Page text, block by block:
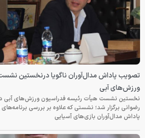
تصویب پاداش مدال‌آوران ناگویا درنخستین
ورزش‌های آبی
نخستین نشست هیأت رئیسه فدراسیون ورزش‌های آبی
رضوانی برگزار شد؛ نشستی که علاوه بر بررسی برنامه‌های
پاداش مدال‌آوران بازی‌های آسیایی